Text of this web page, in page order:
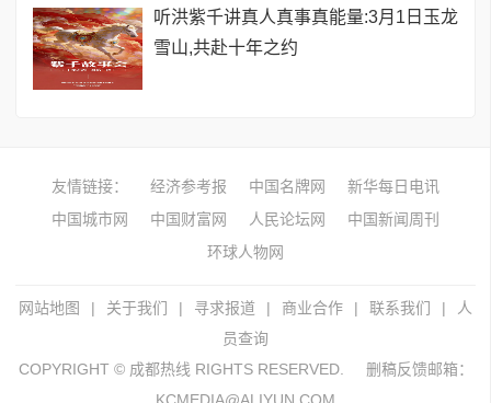
听洪紫千讲真人真事真能量:3月1日玉龙
雪山,共赴十年之约
友情链接： 经济参考报 中国名牌网
新华每日电讯
中国城市网
中国财富网 人民论坛网
中国新闻周刊
环球人物网
网站地图 | 关于我们 | 寻求报道 | 商业合作 | 联系我们 |
人
员查询
COPYRIGHT © 成都热线 RIGHTS RESERVED.
删稿反馈邮箱：
KCMEDIA@ALIYUN.COM